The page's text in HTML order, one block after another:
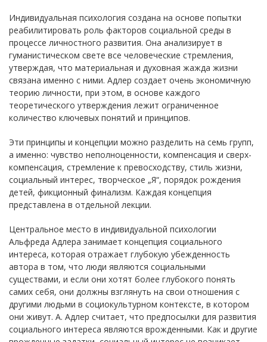
Индивидуальная психология создана на основе попытки
реабилитировать роль факторов социальной среды в
процессе личностного развития. Она анализирует в
гуманистическом свете все человеческие стремления,
утверждая, что материальная и духовная жажда жизни
связана именно с ними. Адлер создает очень экономичную
теорию личности, при этом, в основе каждого
теоретического утверждения лежит ограниченное
количество ключевых понятий и принципов.
Эти принципы и концепции можно разделить на семь групп,
а именно: чувство неполноценности, компенсация и сверх-
компенсация, стремление к превосходству, стиль жизни,
социальный интерес, творческое „Я“, порядок рождения
детей, фикционный финализм. Каждая концепция
представлена в отдельной лекции.
Центральное место в индивидуальной психологии
Альфреда Адлера занимает концепция социального
интереса, которая отражает глубокую убежденность
автора в том, что люди являются социальными
существами, и если они хотят более глубокого понять
самих себя, они должны взглянуть на свои отношения с
другими людьми в социокультурном контексте, в котором
они живут. А. Адлер считает, что предпосылки для развития
социального интереса являются врожденными. Как и другие